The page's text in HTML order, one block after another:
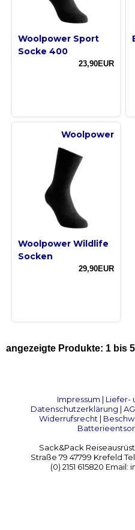
Woolpower Sport
Socke 400
23,90EUR
Woolpower
Woolpower Wildlife
Socken
29,90EUR
angezeigte Produkte: 1 bis 5
Impressum | Liefer-
Datenschutzerklärung |
Widerrufsrecht|
Sack&Pack
Straße 79 47799 Krefeld
(0) 2151 615820